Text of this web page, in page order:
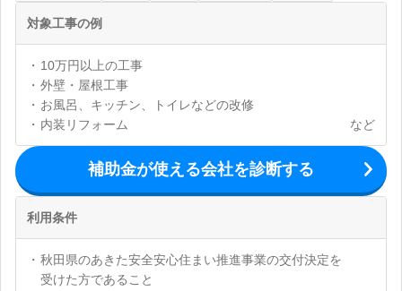
対象工事の例
10万円以上の工事
外壁・屋根工事
お風呂、キッチン、トイレなどの改修
内装リフォーム
など
補助金が使える会社を診断する
利用条件
秋田県のあきた安全安心住まい推進事業の交付決定を
受けた方であること